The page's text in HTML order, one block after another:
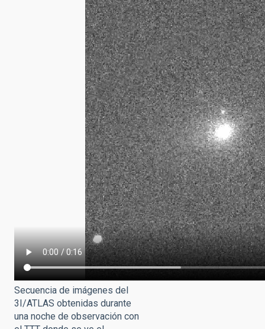
Secuencia de imágenes del
3I/ATLAS obtenidas durante
una noche de observación con